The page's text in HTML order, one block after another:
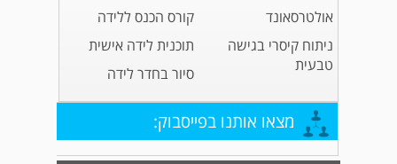
אולטרסאונד
קורס הכנס ללידה
ניתוח קיסרי בגישה
טבעית
תוכנית לידה אישית
סיור בחדר לידה
מצאו אותנו בפייסבוק: